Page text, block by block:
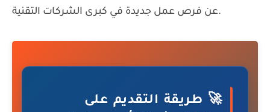
عن فرص عمل جديدة في كبرى الشركات التقنية.
🚀 طريقة التقديم على